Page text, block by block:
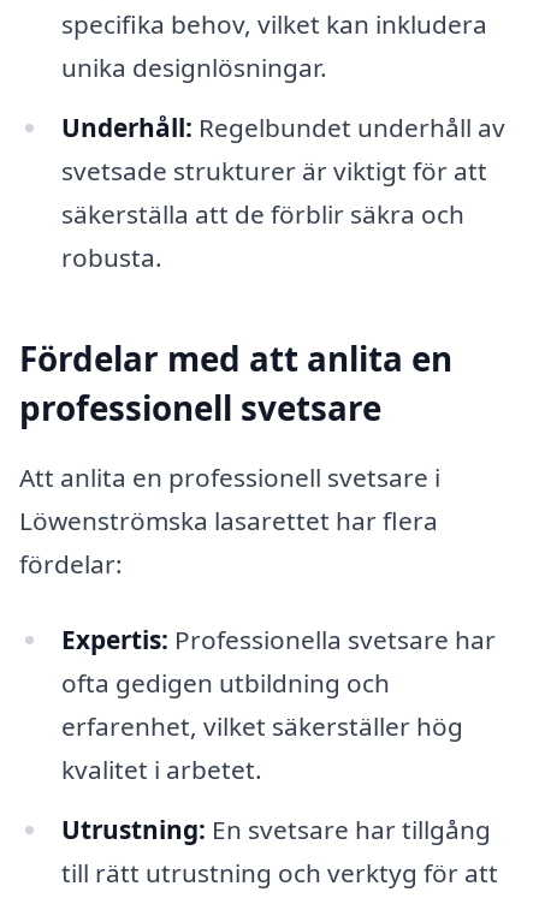
specifika behov, vilket kan inkludera
unika designlösningar.
Underhåll: Regelbundet underhåll av
svetsade strukturer är viktigt för att
säkerställa att de förblir säkra och
robusta.
Fördelar med att anlita en
professionell svetsare
Att anlita en professionell svetsare i
Löwenströmska lasarettet har flera
fördelar:
Expertis: Professionella svetsare har
ofta gedigen utbildning och
erfarenhet, vilket säkerställer hög
kvalitet i arbetet.
Utrustning: En svetsare har tillgång
till rätt utrustning och verktyg för att